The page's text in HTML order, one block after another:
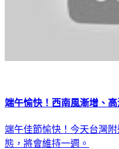
端午愉快！西南風漸增、
端午佳節愉快！今天台灣
態，將會維持一週。